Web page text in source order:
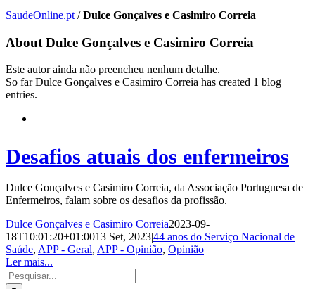
SaudeOnline.pt /Dulce Gonçalves e Casimiro Correia
About Dulce Gonçalves e Casimiro Correia
Este autor ainda não preencheu nenhum detalhe.
So far Dulce Gonçalves e Casimiro Correia has created 1 blog
entries.
Desafios atuais dos enfermeiros
Dulce Gonçalves e Casimiro Correia, da Associação Portuguesa de
Enfermeiros, falam sobre os desafios da profissão.
Dulce Gonçalves e Casimiro Correia2023-09-
18T10:01:20+01:0013 Set, 2023|44 anos do Serviço Nacional de
Saúde, APP - Geral, APP - Opinião, Opinião|
Ler mais...
Pesquisar